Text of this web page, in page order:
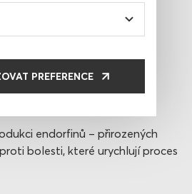
PREFERENCE
NAPĚTÍ
jako hloubková masáž,
uzly a snižuje napětí v
REGENERACE
endorfinů – přirozených
bolesti, které urychlují proces